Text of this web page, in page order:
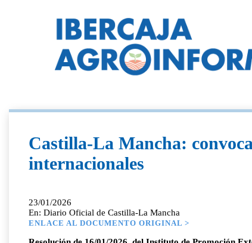
Castilla-La Mancha:
internacionales
23/01/2026
En: Diario Oficial de Castilla-La Mancha
ENLACE AL DOCUMENTO ORIGINAL >